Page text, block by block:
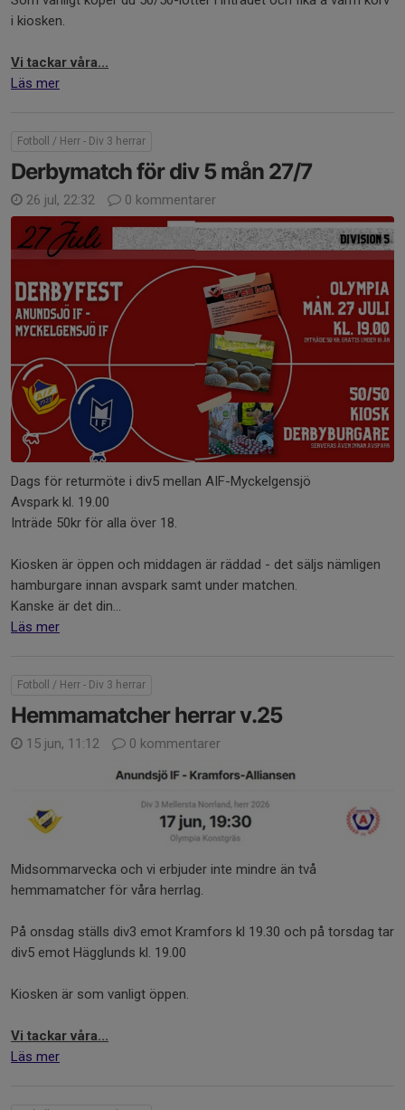
i kiosken.
Vi tackar våra...
Läs mer
Fotboll / Herr - Div 3 herrar
Derbymatch för div 5 mån 27/7
26 jul, 22:32 0 kommentarer
Dags för returmöte i div5 mellan AIF-Myckelgensjö
Avspark kl. 19.00
Inträde 50kr för alla över 18.
Kiosken är öppen och middagen är räddad - det säljs nämligen
hamburgare innan avspark samt under matchen.
Kanske är det din...
Läs mer
Fotboll / Herr - Div 3 herrar
Hemmamatcher herrar v.25
15 jun, 11:12 0 kommentarer
Midsommarvecka och vi erbjuder inte mindre än två
hemmamatcher för våra herrlag.
På onsdag ställs div3 emot Kramfors kl 19.30 och på torsdag tar
div5 emot Hägglunds kl. 19.00
Kiosken är som vanligt öppen.
Vi tackar våra...
Läs mer